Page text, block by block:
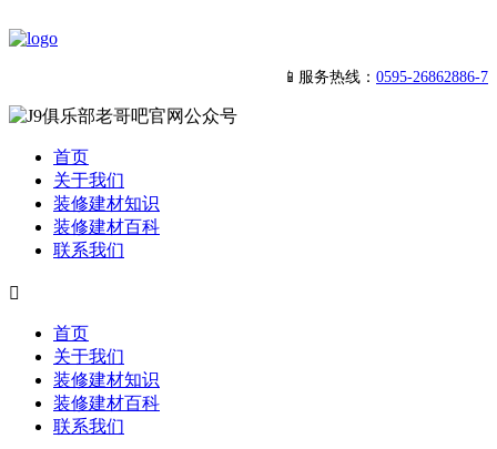
📱服务热线： 0595-26862886-7
首页
关于我们
装修建材知识
装修建材百科
联系我们

首页
关于我们
装修建材知识
装修建材百科
联系我们